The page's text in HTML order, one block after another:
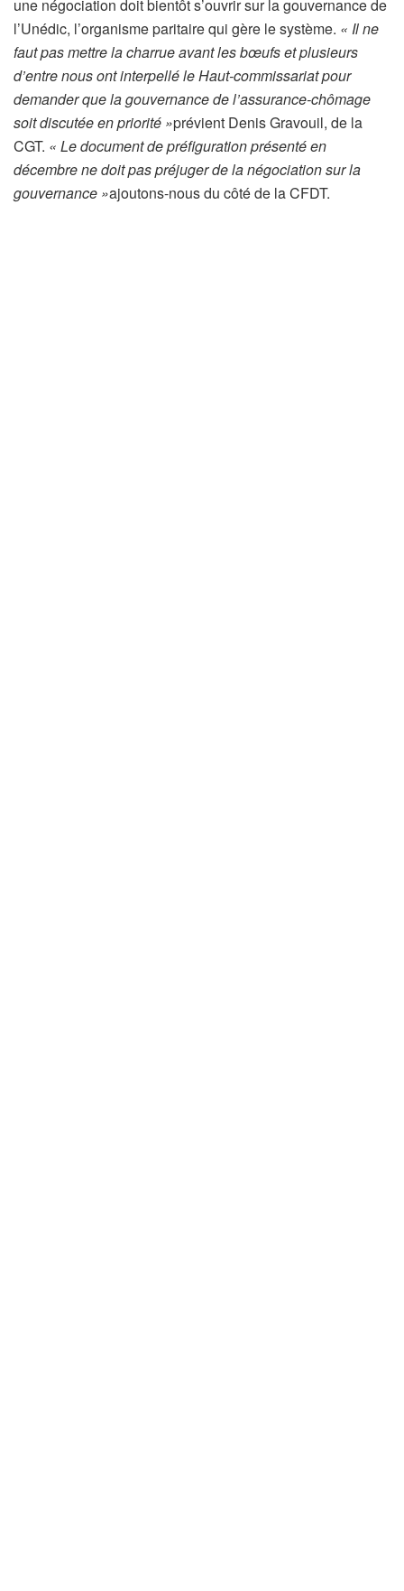
une négociation doit bientôt s’ouvrir sur la gouvernance de
l’Unédic, l’organisme paritaire qui gère le système. « Il ne
faut pas mettre la charrue avant les bœufs et plusieurs
d’entre nous ont interpellé le Haut-commissariat pour
demander que la gouvernance de l’assurance-chômage
soit discutée en priorité »prévient Denis Gravouil, de la
CGT. « Le document de préfiguration présenté en
décembre ne doit pas préjuger de la négociation sur la
gouvernance »ajoutons-nous du côté de la CFDT.